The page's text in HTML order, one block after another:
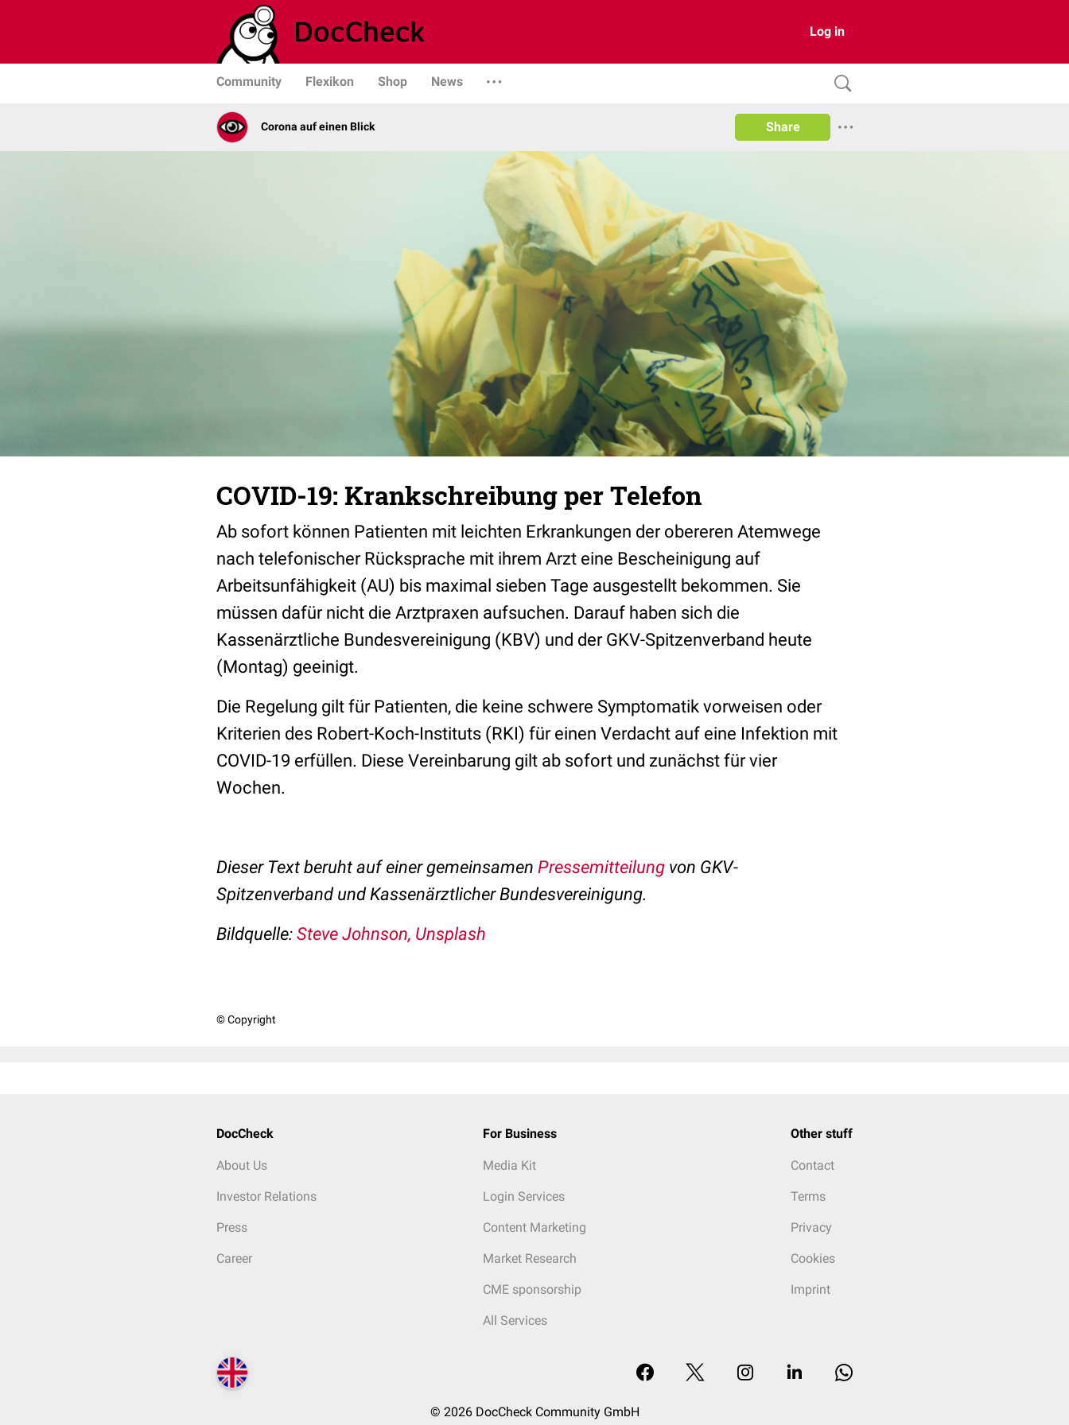
Log in
Community Flexikon Shop News
Corona auf einen Blick Share
COVID-19: Krankschreibung per Telefon
Ab sofort können Patienten mit leichten Erkrankungen der obereren Atemwege
nach telefonischer Rücksprache mit ihrem Arzt eine Bescheinigung auf
Arbeitsunfähigkeit (AU) bis maximal sieben Tage ausgestellt bekommen. Sie
müssen dafür nicht die Arztpraxen aufsuchen. Darauf haben sich die
Kassenärztliche Bundesvereinigung (KBV) und der GKV-Spitzenverband heute
(Montag) geeinigt.
Die Regelung gilt für Patienten, die keine schwere Symptomatik vorweisen oder
Kriterien des Robert-Koch-Instituts (RKI) für einen Verdacht auf eine Infektion mit
COVID-19 erfüllen. Diese Vereinbarung gilt ab sofort und zunächst für vier
Wochen.
Dieser Text beruht auf einer gemeinsamen Pressemitteilung von GKV-
Spitzenverband und Kassenärztlicher Bundesvereinigung.
Bildquelle: Steve Johnson, Unsplash
© Copyright
DocCheck
About Us
Investor Relations
Press
Career
For Business
Media Kit
Login Services
Content Marketing
Market Research
CME sponsorship
All Services
Other stuff
Contact
Terms
Privacy
Cookies
Imprint
© 2026 DocCheck Community GmbH